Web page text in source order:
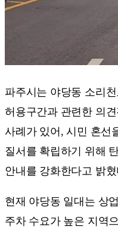
파주시는 야당동 소리
허용구간과 관련한 의
사례가 있어, 시민 혼선
질서를 확립하기 위해
안내를 강화한다고 밝
현재 야당동 일대는 상
주차 수요가 높은 지역